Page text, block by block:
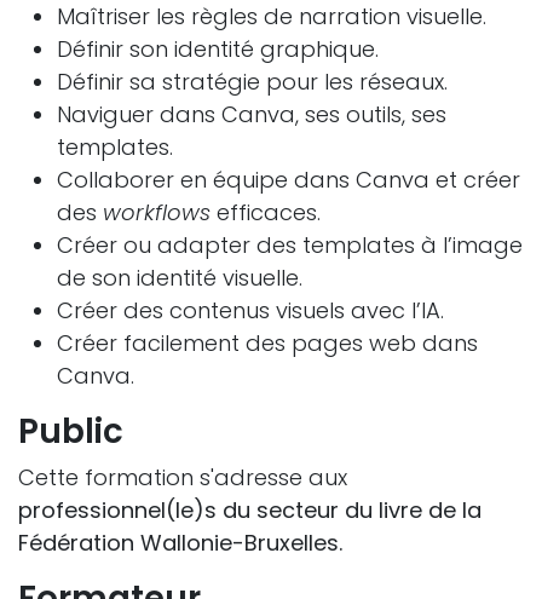
Maîtriser les règles de narration visuelle.
Définir son identité graphique.
Définir sa stratégie pour les réseaux.
Naviguer dans Canva, ses outils, ses
templates.
Collaborer en équipe dans Canva et créer
des workflows efficaces.
Créer ou adapter des templates à l’image
de son identité visuelle.
Créer des contenus visuels avec l’IA.
Créer facilement des pages web dans
Canva.
Public
Cette formation s'adresse aux
professionnel(le)s du secteur du livre de la
Fédération Wallonie-Bruxelles.